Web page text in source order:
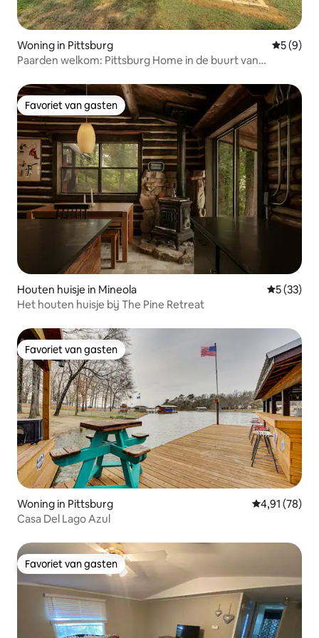
Woning in Pittsburg
5 (9)
Paarden welkom: Pittsburg Home in de buurt van
Favoriet van gasten
Favoriet van gasten
Houten huisje in Mineola
5 (33)
Het houten huisje bij The Pine Retreat
Favoriet van gasten
Favoriet van gasten
Woning in Pittsburg Gemiddelde
4,91 (78)
Casa Del Lago Azul
Favoriet van gasten
Favoriet van gasten